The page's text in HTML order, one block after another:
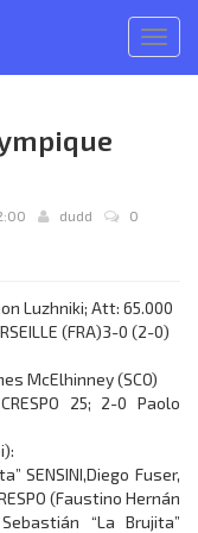
меню
dudd
0
Luzhniki; Att: 65.000
(FRA)3-0 (2-0)
McElhinney (SCO)
25; 2-0 Paolo
SENSINI,Diego Fuser,
(Faustino Hernán
“La Brujita”